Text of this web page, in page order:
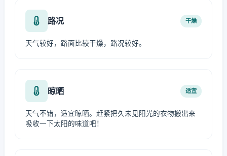
路况 干燥
天气较好，路面比较干燥，路况较好。
晾晒 适宜
天气不错，适宜晾晒。赶紧把久未见阳光的衣物搬出来
吸收一下太阳的味道吧！